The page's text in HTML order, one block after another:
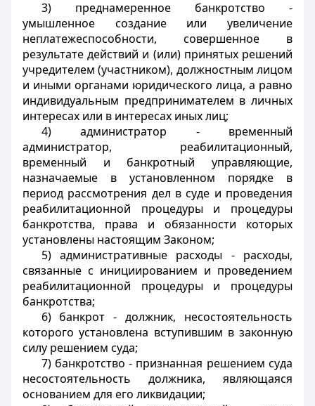
3) преднамеренное банкротство -
умышленное создание или увеличение
неплатежеспособности, совершенное в
результате действий и (или) принятых решений
учредителем (участником), должностным лицом
и иными органами юридического лица, а равно
индивидуальным предпринимателем в личных
интересах или в интересах иных лиц;
4) администратор - временный
администратор, реабилитационный,
временный и банкротный управляющие,
назначаемые в установленном порядке в
период рассмотрения дел в суде и проведения
реабилитационной процедуры и процедуры
банкротства, права и обязанности которых
установлены настоящим Законом;
5) административные расходы - расходы,
связанные с инициированием и проведением
реабилитационной процедуры и процедуры
банкротства;
6) банкрот - должник, несостоятельность
которого установлена вступившим в законную
силу решением суда;
7) банкротство - признанная решением суда
несостоятельность должника, являющаяся
основанием для его ликвидации;